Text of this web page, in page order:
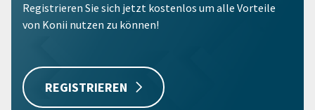
Registrieren Sie sich jetzt kostenlos um alle Vorteile
von Konii nutzen zu können!
REGISTRIEREN